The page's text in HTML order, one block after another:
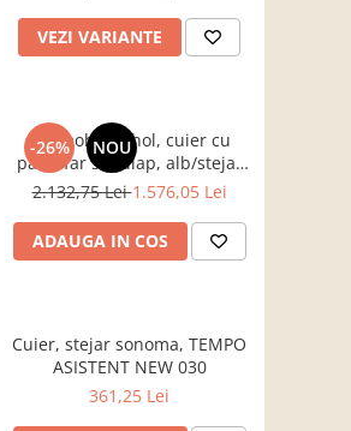
VEZI VARIANTE
-26% NOU
Set mobilier hol, cuier cu
pantofar si dulap, alb/stejar
sonoma, 190x140x40 cm,
2.132,75 Lei1.576,05 Lei
ADAUGA IN COS
Cuier, stejar sonoma, TEMPO
ASISTENT NEW 030
361,25 Lei